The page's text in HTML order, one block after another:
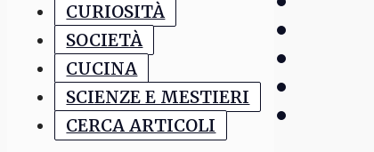
CURIOSITÀ
SOCIETÀ
CUCINA
SCIENZE E MESTIERI
CERCA ARTICOLI